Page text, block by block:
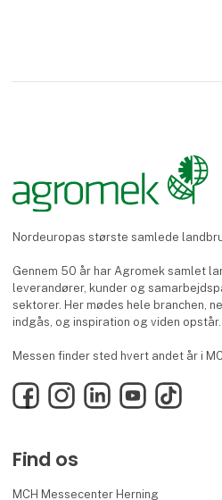
Nordeuropas største samlede
Gennem 50 år har Agromek samlet
leverandører, kunder og
sektorer. Her mødes hele branchen,
indgås, og inspiration og viden opstår.
Messen finder sted hvert andet år i
FacebookInstagramLinkedInYouTubeTikTok
Find os
MCH Messecenter Herning